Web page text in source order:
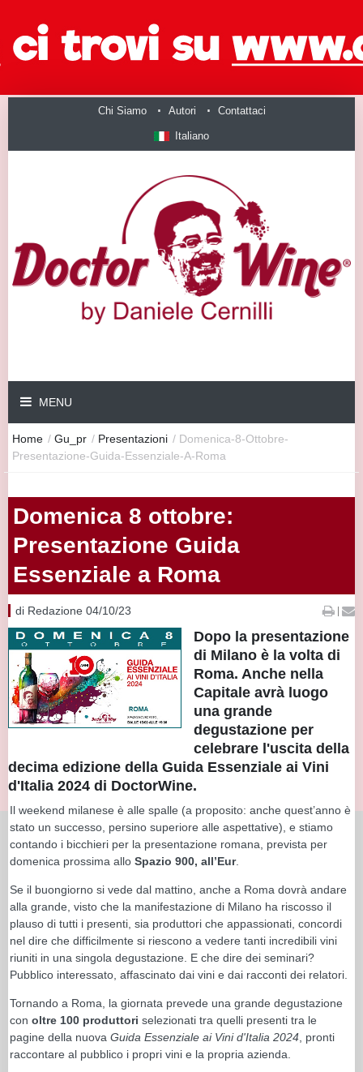
Chi Siamo Autori Contattaci
Italiano
MENU
Home / Gu_pr / Presentazioni / Domenica-8-Ottobre-
Presentazione-Guida-Essenziale-A-Roma
Domenica 8 ottobre:
Presentazione Guida
Essenziale a Roma
di Redazione 04/10/23 |
Dopo la presentazione
di Milano è la volta di
Roma. Anche nella
Capitale avrà luogo
una grande
degustazione per
celebrare l'uscita della
decima edizione della Guida Essenziale ai Vini
d'Italia 2024 di DoctorWine.
Il weekend milanese è alle spalle (a proposito: anche quest’anno è
stato un successo, persino superiore alle aspettative), e stiamo
contando i bicchieri per la presentazione romana, prevista per
domenica prossima allo Spazio 900, all’Eur.
Se il buongiorno si vede dal mattino, anche a Roma dovrà andare
alla grande, visto che la manifestazione di Milano ha riscosso il
plauso di tutti i presenti, sia produttori che appassionati, concordi
nel dire che difficilmente si riescono a vedere tanti incredibili vini
riuniti in una singola degustazione. E che dire dei seminari?
Pubblico interessato, affascinato dai vini e dai racconti dei relatori.
Tornando a Roma, la giornata prevede una grande degustazione
con oltre 100 produttori selezionati tra quelli presenti tra le
pagine della nuova Guida Essenziale ai Vini d'Italia 2024 , pronti
raccontare al pubblico i propri vini e la propria azienda.